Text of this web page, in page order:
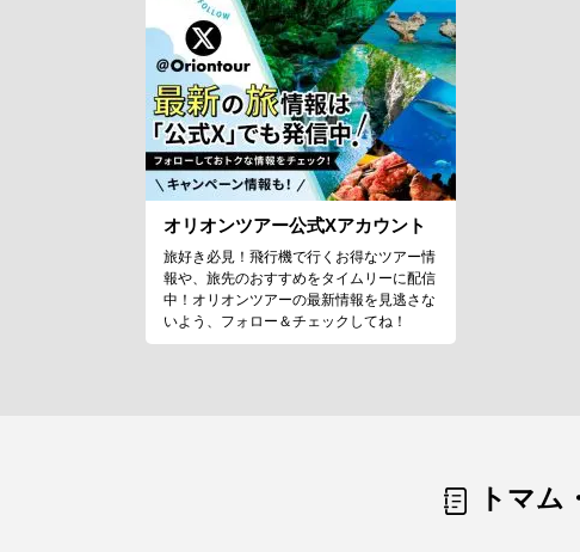
オリオンツアー公式Xアカウント
旅好き必見！飛行機で行くお得なツアー情
報や、旅先のおすすめをタイムリーに配信
中！オリオンツアーの最新情報を見逃さな
いよう、フォロー＆チェックしてね！
トマ